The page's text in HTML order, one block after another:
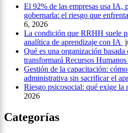
El 92% de las empresas usa IA,
gobernarla: el riesgo que
6, 2026
La condición que RRHH suele
analítica de aprendizaje con IA
Qué es una organización
transformará Recursos
Gestión de la capacitación:
administrativa sin sacrificar el
Riesgo psicosocial: qué exige la
2026
Categorías